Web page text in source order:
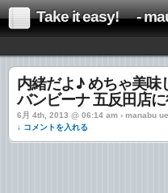
Take it easy! -
内緒だよ♪ めちゃ美味
バンビーナ 五反田店
6月 4th, 2013 @ 06:14 am › manabu
↓ コメントを入れる